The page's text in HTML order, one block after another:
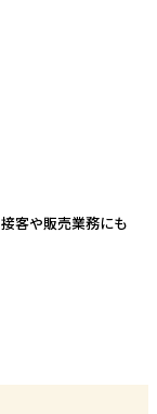
接客や販売業務にも